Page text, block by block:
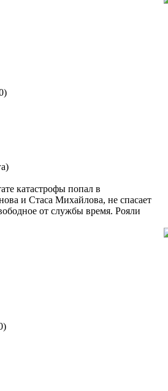
катастрофы попал в
и Стаса Михайлова, не спасает
от службы время. Рояли